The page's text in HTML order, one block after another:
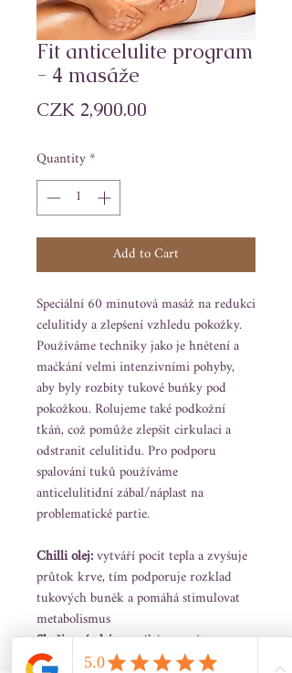
Fit anticelulite program
- 4 masáže
CZK 2,900.00
Quantity*
Add to Cart
Speciální 60 minutová masáž na redukci
celulitidy a zlepšení vzhledu pokožky.
Používáme techniky jako je hnětení a
mačkání velmi intenzivními pohyby,
aby byly rozbity tukové buňky pod
pokožkou. Rolujeme také podkožní
tkáň, což pomůže zlepšit cirkulaci a
odstranit celulitidu. Pro podporu
spalování tuků používáme
anticelulitidní zábal/náplast na
problematické partie.
Chilli olej:vytváří pocit tepla a zvyšuje
průtok krve, tím podporuje rozklad
tukových buněk a pomáhá stimulovat
metabolismus
Skořicový olej:pomáhá zpevnit a
tonizovat pokožku, což přispívá ke